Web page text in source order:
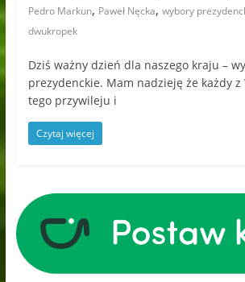
Pedro Markun, Paweł Nęcka, wybory
dwukropek
Dziś ważny dzień dla naszego kraju –
prezydenckie. Mam nadzieję że każdy z
tego przywileju i
Czytaj więcej